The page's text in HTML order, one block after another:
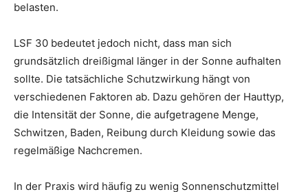
belasten.
LSF 30 bedeutet jedoch nicht, dass man sich
grundsätzlich dreißigmal länger in der Sonne aufhalten
sollte. Die tatsächliche Schutzwirkung hängt von
verschiedenen Faktoren ab. Dazu gehören der Hauttyp,
die Intensität der Sonne, die aufgetragene Menge,
Schwitzen, Baden, Reibung durch Kleidung sowie das
regelmäßige Nachcremen.
In der Praxis wird häufig zu wenig Sonnenschutzmittel